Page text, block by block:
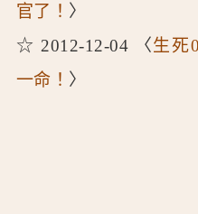
官了！ 〉
☆ 2012-12-04 〈生死
一命！ 〉